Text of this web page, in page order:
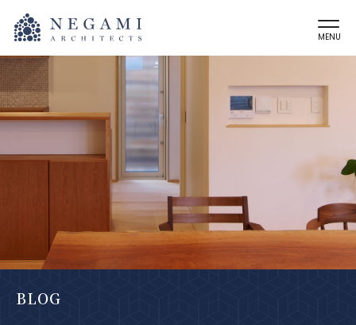
MENU
BLOG